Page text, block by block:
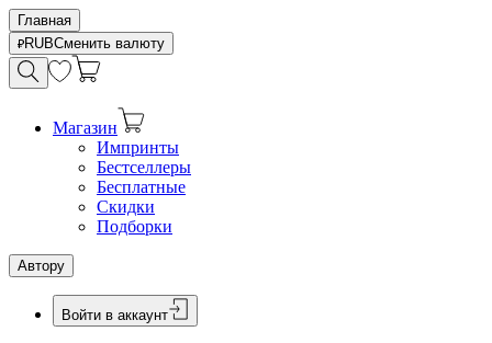
Главная
RUBСменить валюту
Магазин
Импринты
Бестселлеры
Бесплатные
Скидки
Подборки
Автору
Войти в аккаунт